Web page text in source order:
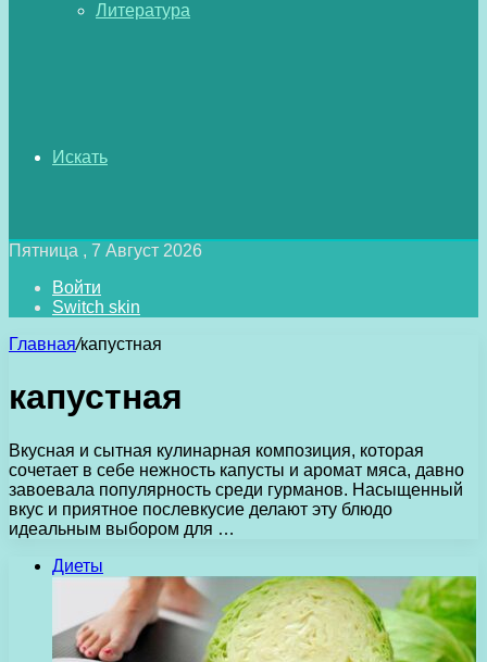
Литература
Искать
Пятница , 7 Август 2026
Войти
Switch skin
Главная/капустная
капустная
Вкусная и сытная кулинарная композиция, которая
сочетает в себе нежность капусты и аромат мяса, давно
завоевала популярность среди гурманов. Насыщенный
вкус и приятное послевкусие делают эту блюдо
идеальным выбором для …
Диеты